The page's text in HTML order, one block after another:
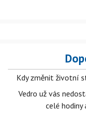
Kdy změnit životní
Vedro už vás
celé hodiny